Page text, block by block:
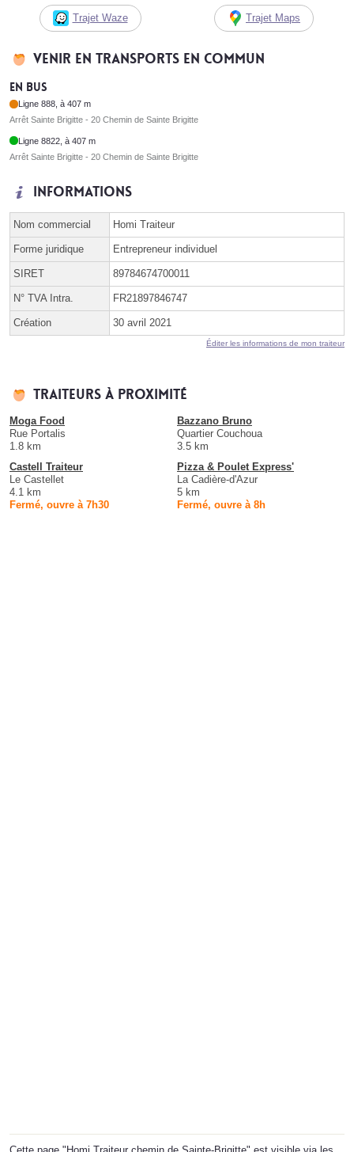
Trajet Waze Trajet Maps
Venir en transports en commun
En bus
Ligne 888, à 407 m
Arrêt Sainte Brigitte - 20 Chemin de Sainte Brigitte
Ligne 8822, à 407 m
Arrêt Sainte Brigitte - 20 Chemin de Sainte Brigitte
Informations
Nom commercial Homi Traiteur
Forme juridique Entrepreneur individuel
SIRET 89784674700011
N° TVA Intra. FR21897846747
Création 30 avril 2021
Éditer les informations de mon traiteur
Traiteurs à proximité
Moga Food
Rue Portalis
1.8 km
Bazzano Bruno
Quartier Couchoua
3.5 km
Castell Traiteur
Le Castellet
4.1 km
Fermé, ouvre à 7h30
Pizza & Poulet Express'
La Cadière-d'Azur
5 km
Fermé, ouvre à 8h